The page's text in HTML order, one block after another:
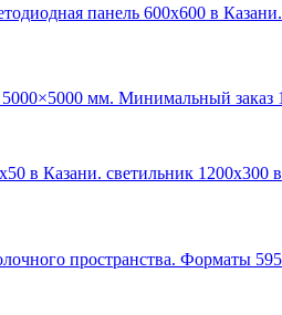
панель 600х600 в Казани.
мм. Минимальный заказ
в Казани. светильник 1200х300
пространства. Форматы